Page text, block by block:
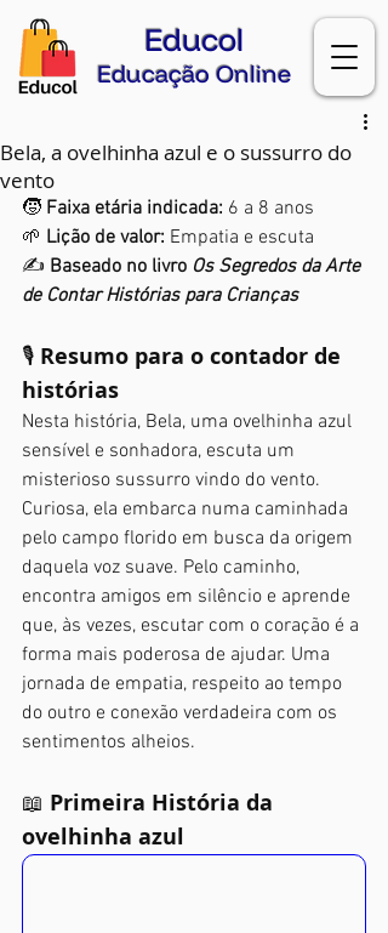
Educol
Educação Online
Bela, a ovelhinha azul e o sussurro do
vento
🧒 Faixa etária indicada: 6 a 8 anos
🌱 Lição de valor: Empatia e escuta
✍️ Baseado no livro Os Segredos da Arte
de Contar Histórias para Crianças
🎙️ Resumo para o contador de
histórias
Nesta história, Bela, uma ovelhinha azul
sensível e sonhadora, escuta um
misterioso sussurro vindo do vento.
Curiosa, ela embarca numa caminhada
pelo campo florido em busca da origem
daquela voz suave. Pelo caminho,
encontra amigos em silêncio e aprende
que, às vezes, escutar com o coração é a
forma mais poderosa de ajudar. Uma
jornada de empatia, respeito ao tempo
do outro e conexão verdadeira com os
sentimentos alheios.
📖 Primeira História da
ovelhinha azul